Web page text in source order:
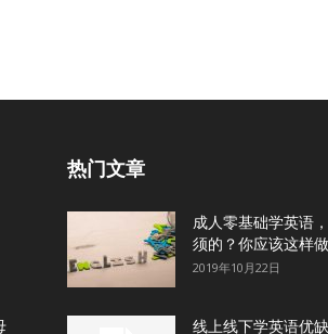
热门文章
成人零基础学英语
须的？你应该这样做
2019年10月22日
线上线下学英语优